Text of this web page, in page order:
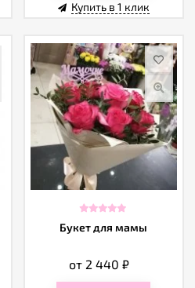
Купить в 1 клик
Букет для мамы
от 2 440 ₽